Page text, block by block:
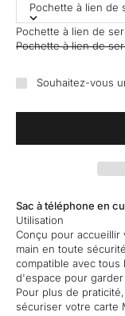
Pochette à lien de
Pochette à lien de
Pochette à lien de
Souhaitez-vous
Sac à téléphone en
Utilisation
Conçu pour
main en toute
compatible avec
d'espace pour
Pour plus de
sécuriser votre carte